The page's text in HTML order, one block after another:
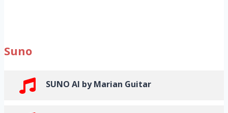
Suno
SUNO AI by Marian Guitar